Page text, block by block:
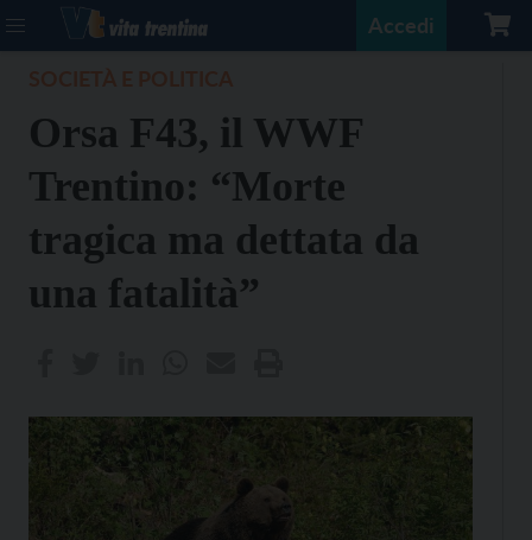
Accedi
Orsa F43, il WWF
Trentino: “Morte
tragica ma dettata da
una fatalità”